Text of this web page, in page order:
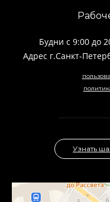
Будни с 9:00 до
Адрес г.Санкт-
Узнать